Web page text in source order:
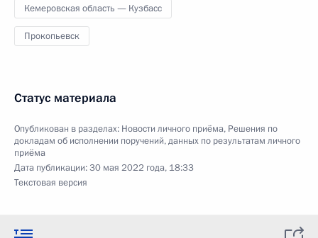
Кемеровская область — Кузбасс
Прокопьевск
Статус материала
Опубликован в разделах: Новости личного приёма, Решения по
докладам об исполнении поручений, данных по результатам личного
приёма
Дата публикации:30 мая 2022 года, 18:33
Текстовая версия